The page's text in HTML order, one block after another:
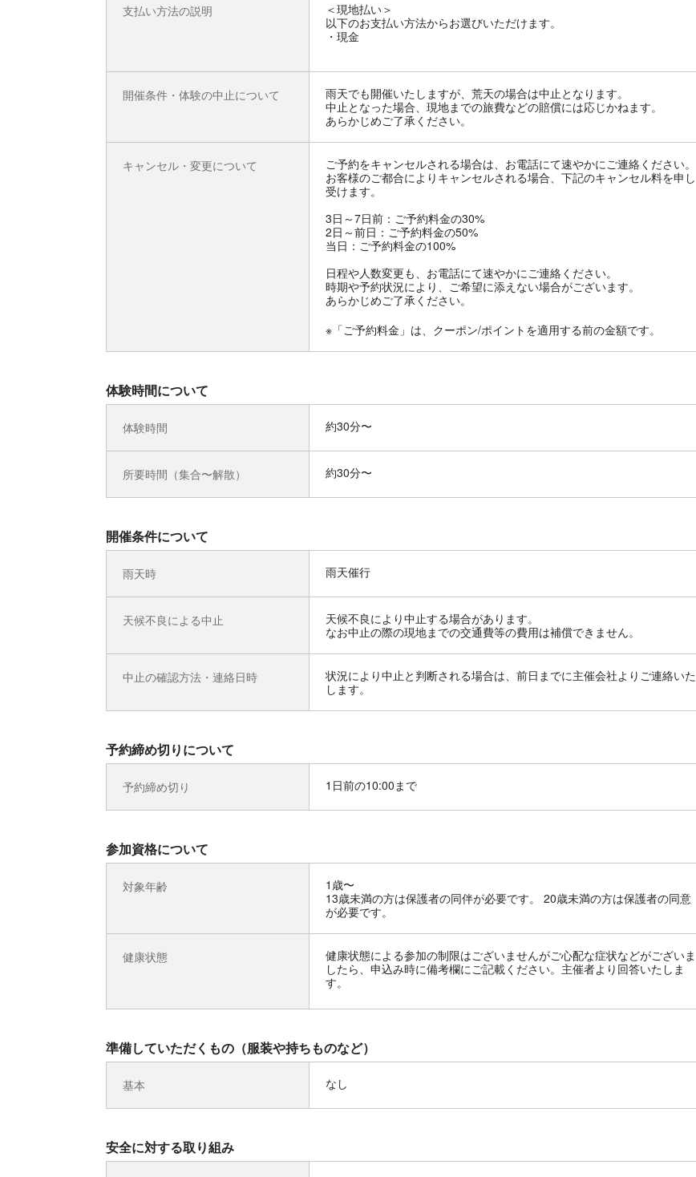
支払い方法の説明
＜現地払い＞
以下のお支払い方法からお選びいただけます。
・現金
開催条件・体験の中止について
雨天でも開催いたしますが、荒天の場合は中止となります。
中止となった場合、現地までの旅費などの賠償には応じかねます。
あらかじめご了承ください。
キャンセル・変更について
ご予約をキャンセルされる場合は、お電話にて速やかにご連絡ください。
お客様のご都合によりキャンセルされる場合、下記のキャンセル料を申し
受けます。
3日～7日前：ご予約料金の30%
2日～前日：ご予約料金の50%
当日：ご予約料金の100%
日程や人数変更も、お電話にて速やかにご連絡ください。
時期や予約状況により、ご希望に添えない場合がございます。
あらかじめご了承ください。
※「ご予約料金」は、クーポン/ポイントを適用する前の金額です。
体験時間について
体験時間 約30分〜
所要時間（集合〜解散） 約30分〜
開催条件について
雨天時 雨天催行
天候不良による中止
天候不良により中止する場合があります。
なお中止の際の現地までの交通費等の費用は補償できません。
中止の確認方法・連絡日時
状況により中止と判断される場合は、前日までに主催会社よりご連絡いた
します。
予約締め切りについて
予約締め切り 1日前の10:00まで
参加資格について
対象年齢
1歳〜
13歳未満の方は保護者の同伴が必要です。 20歳未満の方は保護者の同意
が必要です。
健康状態
健康状態による参加の制限はございませんがご心配な症状などがございま
したら、申込み時に備考欄にご記載ください。主催者より回答いたしま
す。
準備していただくもの（服装や持ちものなど）
基本 なし
安全に対する取り組み